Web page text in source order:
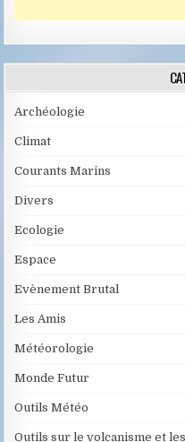
Archéologie
Climat
Courants Marins
Divers
Ecologie
Espace
Evènement Brutal
Les Amis
Météorologie
Monde Futur
Outils Météo
Outils sur le volcanisme et